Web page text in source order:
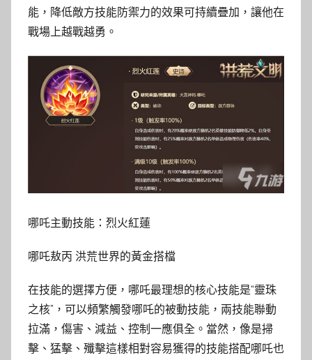
能，降低敵方技能防禦力的效果可持續疊加，讓他在
戰場上越戰越勇。
哪吒主動技能：烈火紅蓮
哪吒敖丙 洪荒世界的黃金搭檔
在技能的選擇方便，哪吒最理想的核心技能是“靈珠
之核”，可以頻繁觸發哪吒的被動技能，兩技能聯動
拉滿，傷害、減益、控制一應俱全。當然，像是掃
擊、猛擊、殲擊這樣相對容易獲得的技能搭配哪吒也